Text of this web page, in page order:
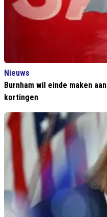
Nieuws
Burnham wil einde maken
kortingen